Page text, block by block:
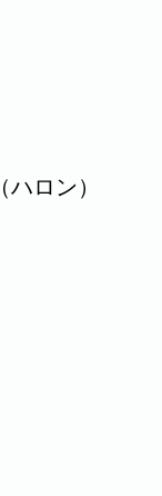
ロン）